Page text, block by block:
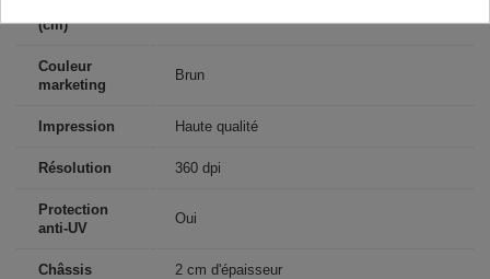
(cm)
Couleur
marketing
Brun
Impression Haute qualité
Résolution 360 dpi
Protection
anti-UV
Oui
Châssis 2 cm d'épaisseur